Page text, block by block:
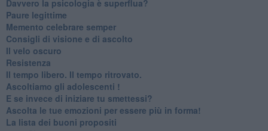
​Davvero la psicologia è superflua?
Paure legittime
​Memento celebrare semper
​Consigli di visione e di ascolto
​Il velo oscuro
Resistenza
​Il tempo libero. Il tempo ritrovato.
Ascoltiamo gli adolescenti !
​E se invece di iniziare tu smettessi?
​Ascolta le tue emozioni per essere più in forma!
​La lista dei buoni propositi